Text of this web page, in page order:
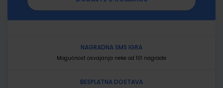
NAGRADNA SMS IGRA
Mogućnost osvajanja neke od 101 nagrade
BESPLATNA DOSTAVA